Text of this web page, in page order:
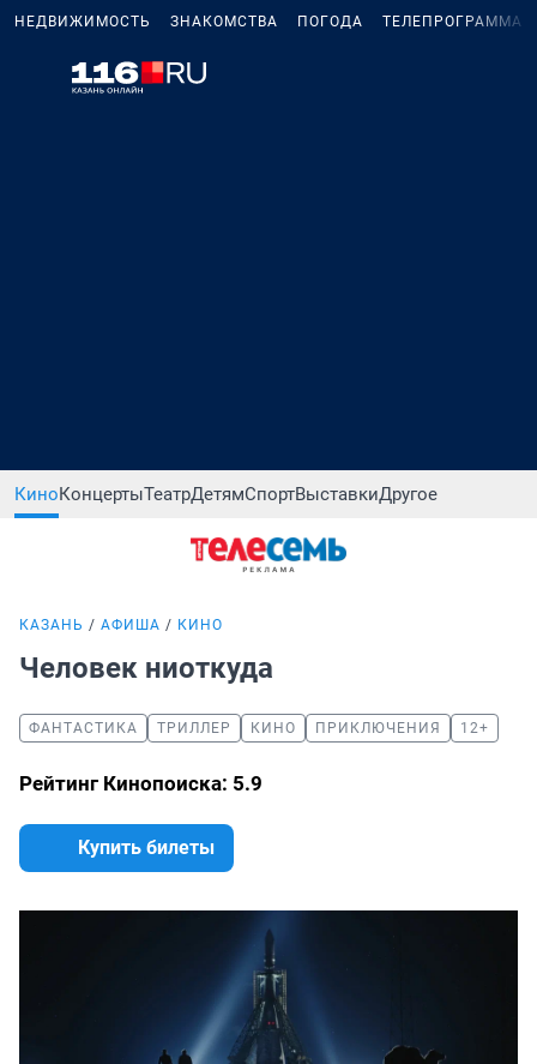
НЕДВИЖИМОСТЬ ЗНАКОМСТВА ПОГОДА ТЕЛЕПРОГРАММА
КиноКонцертыТеатрДетямСпортВыставкиДругое
КАЗАНЬ АФИША КИНО
Человек ниоткуда
ФАНТАСТИКА ТРИЛЛЕР КИНО ПРИКЛЮЧЕНИЯ 12+
Рейтинг Кинопоиска: 5.9
Купить билеты